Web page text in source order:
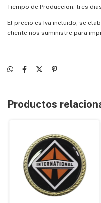
Tiempo de Produccion: tres
El precio es Iva incluido, se
cliente nos suministre para
Productos